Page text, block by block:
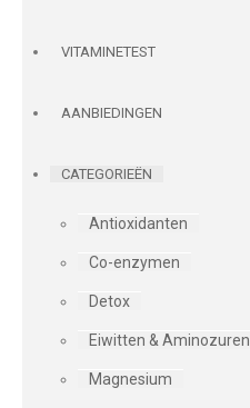
VITAMINETEST
AANBIEDINGEN
CATEGORIEËN
Antioxidanten
Co-enzymen
Detox
Eiwitten & Aminozuren
Magnesium